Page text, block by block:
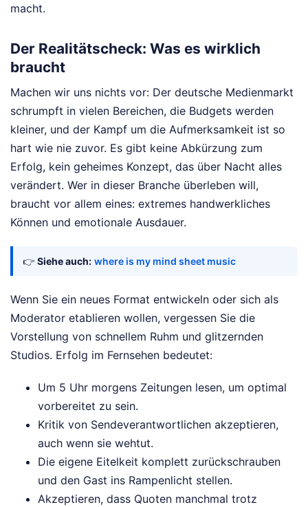
macht.
Der Realitätscheck: Was es wirklich
braucht
Machen wir uns nichts vor: Der deutsche Medienmarkt
schrumpft in vielen Bereichen, die Budgets werden
kleiner, und der Kampf um die Aufmerksamkeit ist so
hart wie nie zuvor. Es gibt keine Abkürzung zum
Erfolg, kein geheimes Konzept, das über Nacht alles
verändert. Wer in dieser Branche überleben will,
braucht vor allem eines: extremes handwerkliches
Können und emotionale Ausdauer.
👉 Siehe auch: where is my mind sheet music
Wenn Sie ein neues Format entwickeln oder sich als
Moderator etablieren wollen, vergessen Sie die
Vorstellung von schnellem Ruhm und glitzernden
Studios. Erfolg im Fernsehen bedeutet:
Um 5 Uhr morgens Zeitungen lesen, um optimal
vorbereitet zu sein.
Kritik von Sendeverantwortlichen akzeptieren,
auch wenn sie wehtut.
Die eigene Eitelkeit komplett zurückschrauben
und den Gast ins Rampenlicht stellen.
Akzeptieren, dass Quoten manchmal trotz